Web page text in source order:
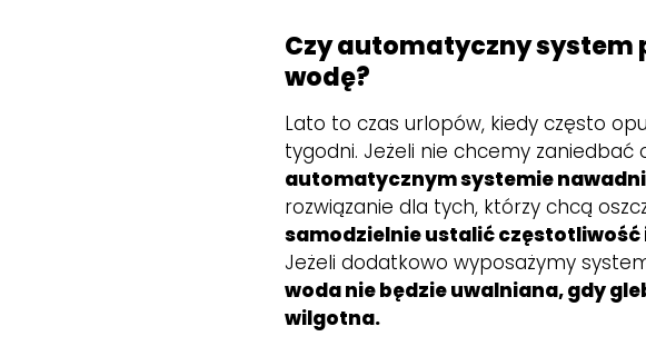
Czy automatyczny system
wodę?
Lato to czas urlopów, kiedy często
tygodni. Jeżeli nie chcemy
automatycznym systemie
rozwiązanie dla tych, którzy chcą
samodzielnie ustalić
Jeżeli dodatkowo wyposażymy
woda nie będzie uwalniana, gdy
wilgotna.